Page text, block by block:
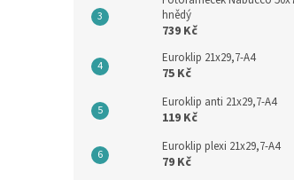
hnědý
739 Kč
Euroklip 21x29,7-A4
75 Kč
Euroklip anti 21x29,7-A4
119 Kč
Euroklip plexi 21x29,7-A4
79 Kč